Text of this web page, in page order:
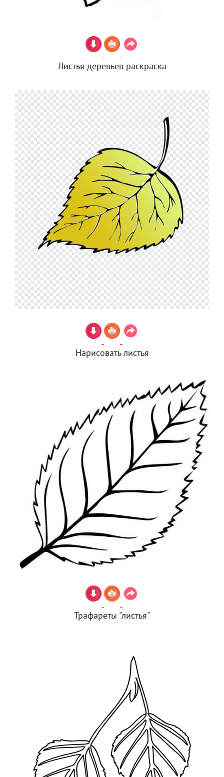
Листья деревьев раскраска
Нарисовать листья
Трафареты "листья"